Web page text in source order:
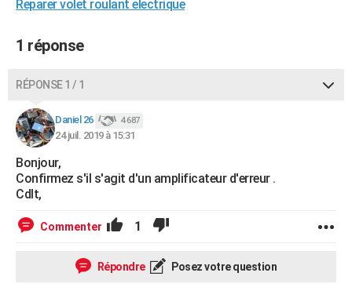
Bricolage
Lifestyle
Culture
Sport
Auto
Television
Voyage
Cinema
Reparer volet roulant electrique
1 réponse
RÉPONSE 1 / 1
Daniel 26 4 687
24 juil. 2019 à 15:31
Bonjour,
Confirmez s'il s'agit d'un amplificateur d'erreur .
Cdlt,
Commenter 1
Répondre Posez votre question